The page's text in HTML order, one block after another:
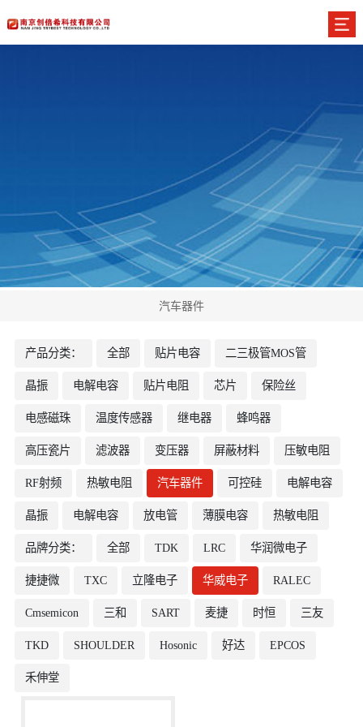
汽车器件
产品分类： 全部 贴片电容 二三极管MOS管
晶振 电解电容 贴片电阻 芯片 保险丝
电感磁珠 温度传感器 继电器 蜂鸣器
高压瓷片 滤波器 变压器 屏蔽材料 压敏电阻
RF射频 热敏电阻 汽车器件 可控硅 电解电容
晶振 电解电容 放电管 薄膜电容 热敏电阻
品牌分类： 全部 TDK LRC 华润微电子
捷捷微 TXC 立隆电子 华威电子 RALEC
Cmsemicon 三和 SART 麦捷 时恒 三友
TKD SHOULDER Hosonic 好达 EPCOS
禾伸堂